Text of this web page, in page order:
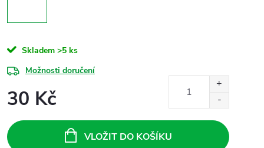
Skladem >5 ks
Možnosti doručení
30 Kč
cena:
VLOŽIT DO KOŠÍKU